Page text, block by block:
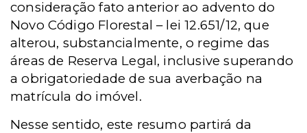
consideração fato anterior ao advento do
Novo Código Florestal – lei 12.651/12, que
alterou, substancialmente, o regime das
áreas de Reserva Legal, inclusive superando
a obrigatoriedade de sua averbação na
matrícula do imóvel.
Nesse sentido, este resumo partirá da